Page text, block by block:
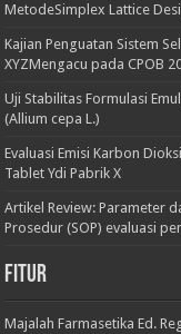
MetodeSimplex Lattice
Kajian Penguatan Sistem
XYZMengacu pada CPOB
Uji Stabilitas Formulasi
(Allium cepa L.)
Evaluasi Emisi Karbon
Tablet Ydi Pabrik X
Artikel Review: Parameter
Prosedur (SOP) evaluasi
Fitur
Majalah Farmasetika Ed.